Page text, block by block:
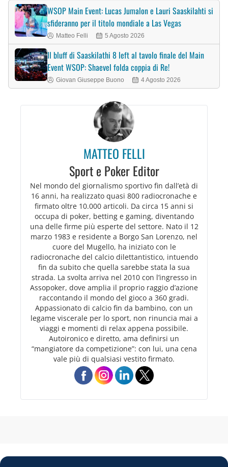
WSOP Main Event: Lucas Jumalon e Lauri Saaskilahti si
sfideranno per il titolo mondiale a Las Vegas
Matteo Felli 5 Agosto 2026
Il bluff di Saaskilathi 8 left al tavolo finale del Main
Event WSOP: Shaevel folda coppia di Re!
Giovan Giuseppe Buono 4 Agosto 2026
MATTEO FELLI
Sport e Poker Editor
Nel mondo del giornalismo sportivo fin dall’età di
16 anni, ha realizzato quasi 800 radiocronache e
firmato oltre 10.000 articoli. Da circa 15 anni si
occupa di poker, betting e gaming, diventando
una delle firme più esperte del settore. Nato il 12
marzo 1983 e residente a Borgo San Lorenzo, nel
cuore del Mugello, ha iniziato con le
radiocronache del calcio dilettantistico, intuendo
fin da subito che quella sarebbe stata la sua
strada. La svolta arriva nel 2010 con l’ingresso in
Assopoker, dove amplia il proprio raggio d’azione
raccontando il mondo del gioco a 360 gradi.
Appassionato di calcio fin da bambino, con un
legame viscerale per lo sport, non rinuncia mai a
viaggi e momenti di relax appena possibile.
Autoironico e diretto, ama definirsi un
“mangiatore da competizione”: con lui, una cena
vale più di qualsiasi vestito firmato.